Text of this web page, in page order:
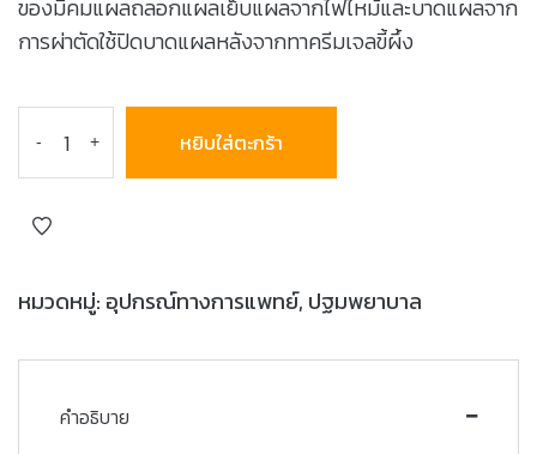
ของมีคมแผลถลอกแผลเย็บแผลจากไฟไหม้และบาดแผลจาก
การผ่าตัดใช้ปิดบาดแผลหลังจากทาครีมเจลขี้ผึ้ง
- + หยิบใส่ตะกร้า
หมวดหมู่: อุปกรณ์ทางการแพทย์, ปฐมพยาบาล
คำอธิบาย